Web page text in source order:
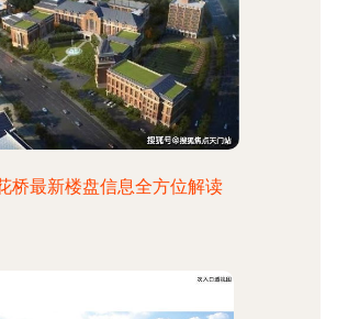
桥最新楼盘信息全方位解读